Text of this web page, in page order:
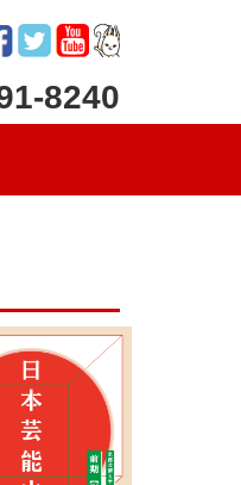
8240